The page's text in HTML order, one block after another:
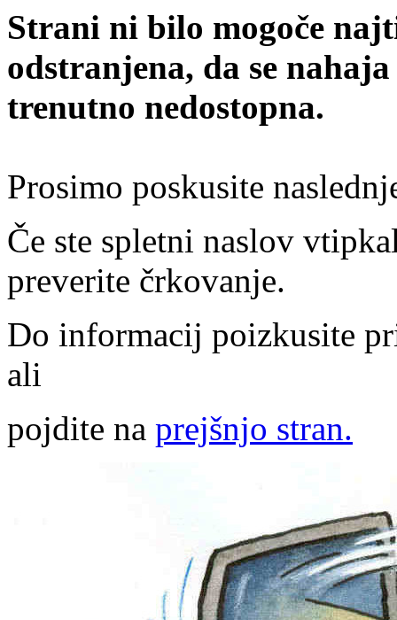
Strani ni bilo mogoče
odstranjena, da se
trenutno nedostopna.
Prosimo poskusite
Če ste spletni naslov
preverite črkovanje.
Do informacij poizkusite
ali
pojdite na prejšnjo stran.